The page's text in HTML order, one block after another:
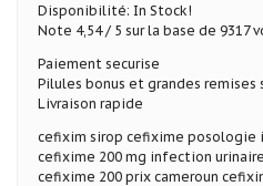
Disponibilité: In Stock!
Note 4,54 / 5 sur la base de 9317
Paiement securise
Pilules bonus et grandes remises
Livraison rapide
cefixim sirop cefixime posologie
cefixime 200 mg infection
cefixime 200 prix cameroun